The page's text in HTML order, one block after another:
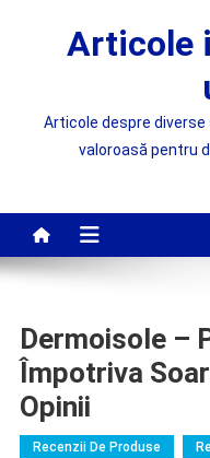
Articole
Articole despre
valoroasă pentru
Dermoisole –
Împotriva
Opinii
Recenzii De Produse